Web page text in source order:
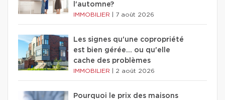
l'automne?
IMMOBILIER 7 août 2026
Les signes qu'une copropriété
est bien gérée… ou qu'elle
cache des problèmes
IMMOBILIER 2 août 2026
Pourquoi le prix des maisons